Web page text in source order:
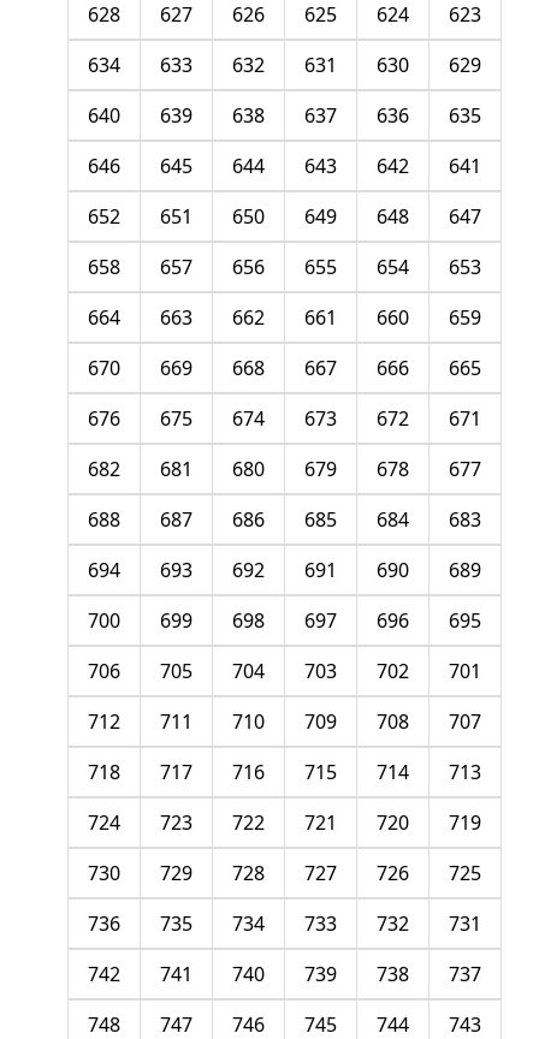
623
624
625
626
627
628
629
630
631
632
633
634
635
636
637
638
639
640
641
642
643
644
645
646
647
648
649
650
651
652
653
654
655
656
657
658
659
660
661
662
663
664
665
666
667
668
669
670
671
672
673
674
675
676
677
678
679
680
681
682
683
684
685
686
687
688
689
690
691
692
693
694
695
696
697
698
699
700
701
702
703
704
705
706
707
708
709
710
711
712
713
714
715
716
717
718
719
720
721
722
723
724
725
726
727
728
729
730
731
732
733
734
735
736
737
738
739
740
741
742
743
744
745
746
747
748